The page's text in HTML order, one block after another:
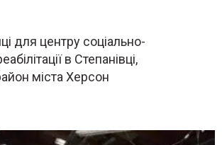
для центру соціально-
в Степанівці,
міста Херсон